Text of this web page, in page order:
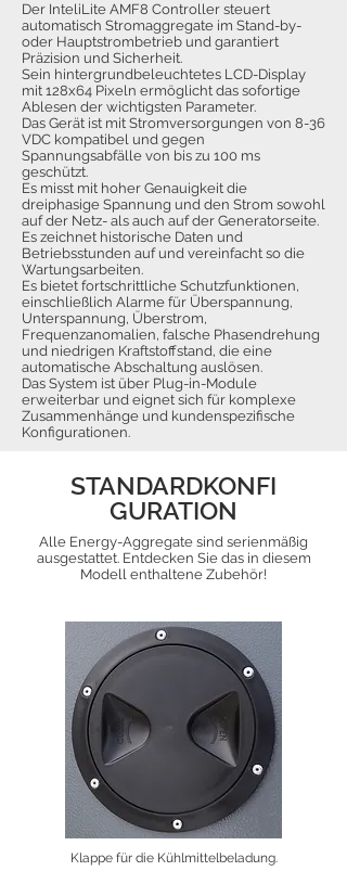
Der InteliLite AMF8 Controller steuert
automatisch Stromaggregate im Stand-by-
oder Hauptstrombetrieb und garantiert
Präzision und Sicherheit.
Sein hintergrundbeleuchtetes LCD-Display
mit 128x64 Pixeln ermöglicht das sofortige
Ablesen der wichtigsten Parameter.
Das Gerät ist mit Stromversorgungen von 8-36
VDC kompatibel und gegen
Spannungsabfälle von bis zu 100 ms
geschützt.
Es misst mit hoher Genauigkeit die
dreiphasige Spannung und den Strom sowohl
auf der Netz- als auch auf der Generatorseite.
Es zeichnet historische Daten und
Betriebsstunden auf und vereinfacht so die
Wartungsarbeiten.
Es bietet fortschrittliche Schutzfunktionen,
einschließlich Alarme für Überspannung,
Unterspannung, Überstrom,
Frequenzanomalien, falsche Phasendrehung
und niedrigen Kraftstoffstand, die eine
automatische Abschaltung auslösen.
Das System ist über Plug-in-Module
erweiterbar und eignet sich für komplexe
Zusammenhänge und kundenspezifische
Konfigurationen.
STANDARDKONFI
GURATION
Alle Energy-Aggregate sind serienmäßig
ausgestattet. Entdecken Sie das in diesem
Modell enthaltene Zubehör!
Klappe für die Kühlmittelbeladung.